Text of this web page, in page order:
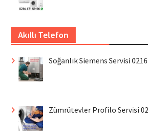
Akıllı Telefon
Soğanlık Siemens Servisi
Zümrütevler Profilo Servisi